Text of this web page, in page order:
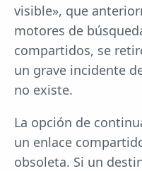
visible», que
motores de
compartidos, se
un grave incidente
no existe.
La opción de
un enlace
obsoleta. Si un